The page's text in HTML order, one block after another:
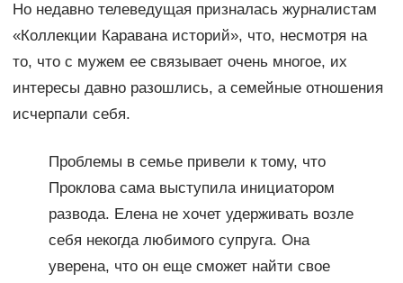
Но недавно телеведущая призналась журналистам
«Коллекции Каравана историй», что, несмотря на
то, что с мужем ее связывает очень многое, их
интересы давно разошлись, а семейные отношения
исчерпали себя.
Проблемы в семье привели к тому, что
Проклова сама выступила инициатором
развода. Елена не хочет удерживать возле
себя некогда любимого супруга. Она
уверена, что он еще сможет найти свое